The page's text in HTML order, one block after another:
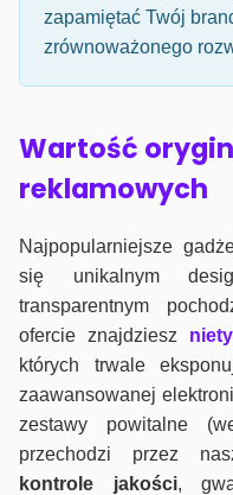
zapamiętać Twój
zrównoważonego
Wartość
reklamowych
Najpopularniejsze
się unikalnym
transparentnym
ofercie znajdziesz
których trwale
zaawansowanej
zestawy powitalne
przechodzi przez
kontrole jakości,